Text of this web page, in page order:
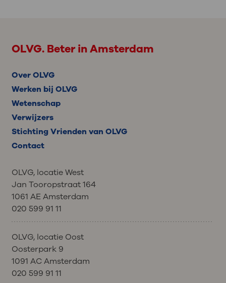
OLVG. Beter in Amsterdam
Over OLVG
Werken bij OLVG
Wetenschap
Verwijzers
Stichting Vrienden van OLVG
Contact
OLVG, locatie West
Jan Tooropstraat 164
1061 AE Amsterdam
020 599 91 11
OLVG, locatie Oost
Oosterpark 9
1091 AC Amsterdam
020 599 91 11